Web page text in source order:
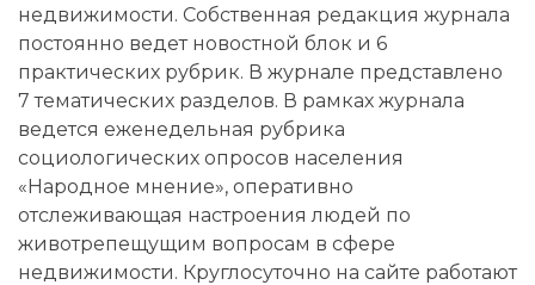
недвижимости. Собственная редакция журнала
постоянно ведет новостной блок и 6
практических рубрик. В журнале представлено
7 тематических разделов. В рамках журнала
ведется еженедельная рубрика
социологических опросов населения
«Народное мнение», оперативно
отслеживающая настроения людей по
животрепещущим вопросам в сфере
недвижимости. Круглосуточно на сайте работают